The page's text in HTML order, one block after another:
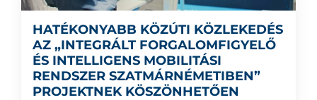
HATÉKONYABB KÖZÚTI KÖZLEKEDÉS
AZ „INTEGRÁLT FORGALOMFIGYELŐ
ÉS INTELLIGENS MOBILITÁSI
RENDSZER SZATMÁRNÉMETIBEN”
PROJEKTNEK KÖSZÖNHETŐEN